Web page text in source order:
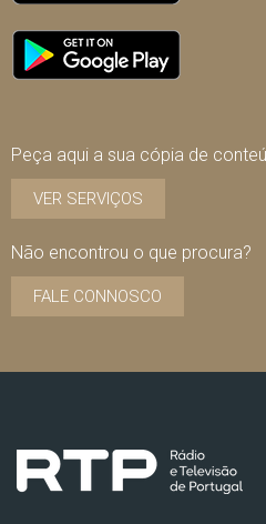
Peça aqui a sua cópia de
VER SERVIÇOS
Não encontrou o que procura?
FALE CONNOSCO